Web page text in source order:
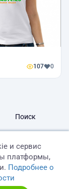
107 0
Поиск
и сервис
платформы,
Подробнее о